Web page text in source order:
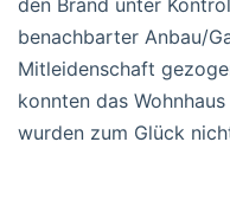
benachbarter Anbau/
Mitleidenschaft
konnten das
wurden zum Glück